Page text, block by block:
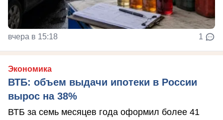
вчера в 15:18 1
Экономика
ВТБ: объем выдачи ипотеки в России
вырос на 38%
ВТБ за семь месяцев года оформил более 41